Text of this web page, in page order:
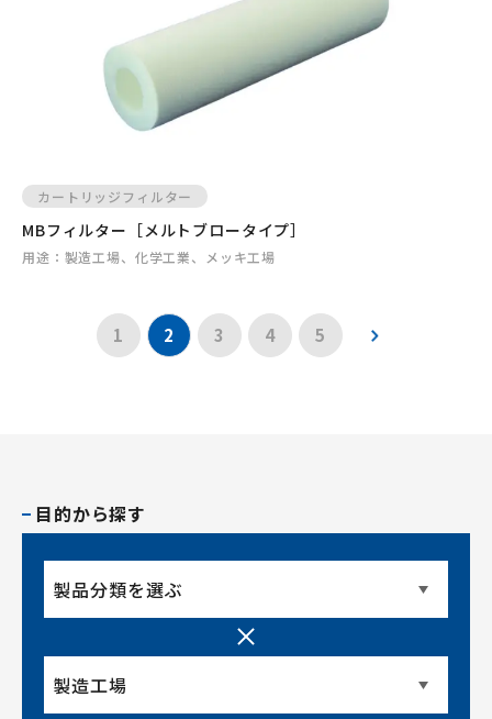
カートリッジフィルター
MBフィルター［メルトブロータイプ］
用途： 製造工場、化学工業、メッキ工場
1 2 3 4 5
目的から探す